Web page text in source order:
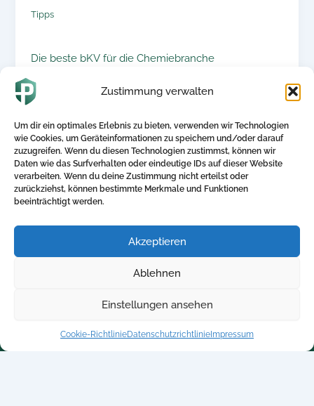
Zustimmung verwalten
Um dir ein optimales Erlebnis zu bieten, verwenden wir Technologien
wie Cookies, um Geräteinformationen zu speichern und/oder darauf
zuzugreifen. Wenn du diesen Technologien zustimmst, können wir
Daten wie das Surfverhalten oder eindeutige IDs auf dieser Website
verarbeiten. Wenn du deine Zustimmung nicht erteilst oder
zurückziehst, können bestimmte Merkmale und Funktionen
beeinträchtigt werden.
Akzeptieren
Ablehnen
Einstellungen ansehen
Cookie-RichtlinieDatenschutzrichtlinie Impressum
Tipps
Die beste bKV für die Chemiebranche
27. März 2025
umfassender Leitfaden In der heutigen
Arbeitswelt ist es für Personalverantwortliche in
der Chemiebranche […]
Kontakt
Kontakt
info@betriebliche-